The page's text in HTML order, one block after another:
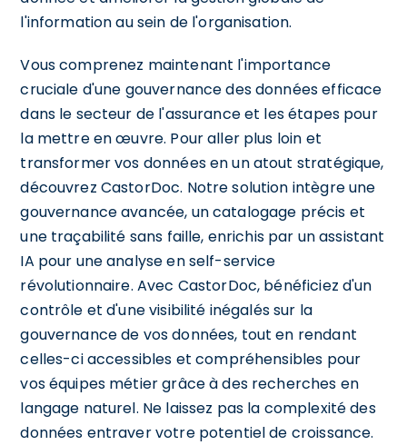
l'information au sein de l'organisation.
Vous comprenez maintenant l'importance
cruciale d'une gouvernance des données efficace
dans le secteur de l'assurance et les étapes pour
la mettre en œuvre. Pour aller plus loin et
transformer vos données en un atout stratégique,
découvrez CastorDoc. Notre solution intègre une
gouvernance avancée, un catalogage précis et
une traçabilité sans faille, enrichis par un assistant
IA pour une analyse en self-service
révolutionnaire. Avec CastorDoc, bénéficiez d'un
contrôle et d'une visibilité inégalés sur la
gouvernance de vos données, tout en rendant
celles-ci accessibles et compréhensibles pour
vos équipes métier grâce à des recherches en
langage naturel. Ne laissez pas la complexité des
données entraver votre potentiel de croissance.